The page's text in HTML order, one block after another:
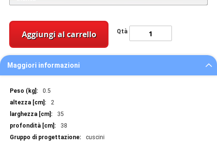
Qtà
Aggiungi al carrello
Maggiori informazioni
Maggiori
informazioni
0.5
2
35
38
cuscini